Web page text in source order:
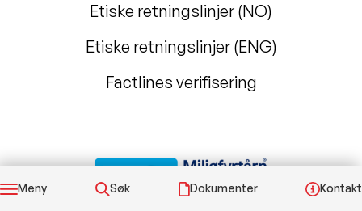
Etiske retningslinjer (NO)
Etiske retningslinjer (ENG)
Factlines verifisering
Meny Søk Dokumenter Kontakt